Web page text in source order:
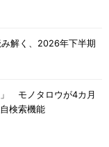
解く、2026年下半期
」 モノタロウが4カ月
検索機能